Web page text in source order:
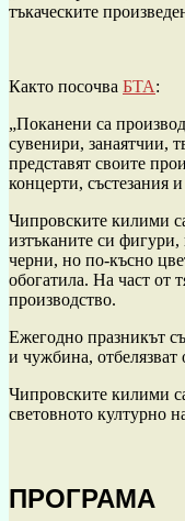
тъкаческите
Както посочва БТА:
„Поканени са
сувенири, занаятчии,
представят своите
концерти, състезания
Чипровските килими
изтъканите си
черни, но по-късно
обогатила. На част от
производство.
Ежегодно празникът
и чужбина, отбелязват
Чипровските килими
световното културно
ПРОГРАМА